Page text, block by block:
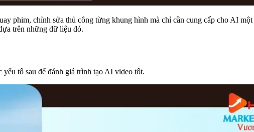
phim, chỉnh sửa thủ công từng khung hình mà chỉ cần cung cấp cho AI
trên những dữ liệu đó.
yếu tố sau để đánh giá trình tạo AI video tốt.